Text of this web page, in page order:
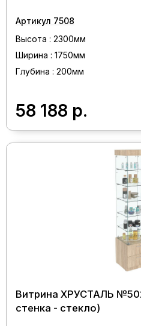
Артикул 7508
Высота : 2300мм
Ширина : 1750мм
Глубина : 200мм
58 188 р.
Витрина ХРУСТАЛЬ
стенка - стекло)